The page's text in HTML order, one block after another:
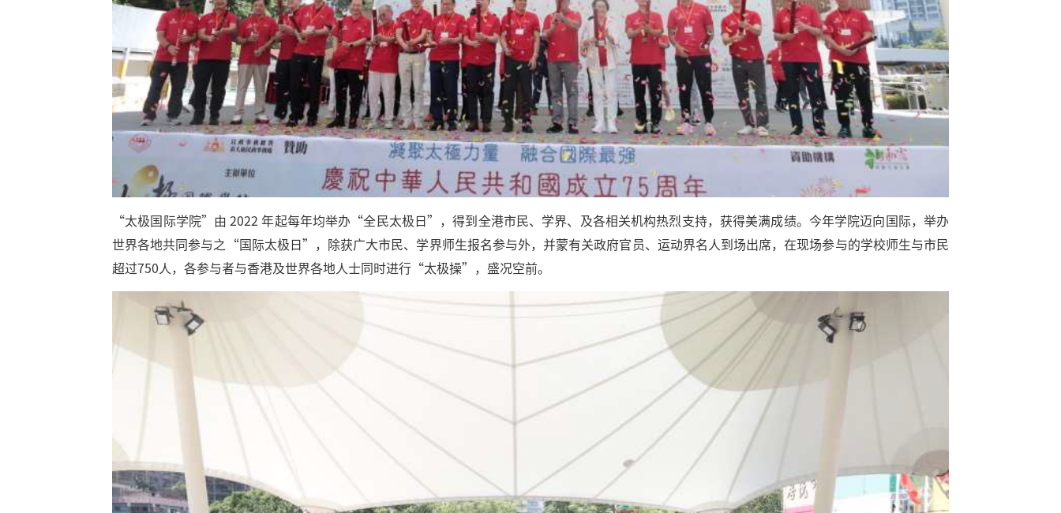
“太极国际学院”由 2022 年起每年均举办“全民太极日”，得到全港市民、学界、及各相关机构热烈支持，获得美满成绩。今年学院迈向国际，举办
世界各地共同参与之“国际太极日”，除获广大市民、学界师生报名参与外，并蒙有关政府官员、运动界名人到场出席，在现场参与的学校师生与市民
超过750人，各参与者与香港及世界各地人士同时进行“太极操”，盛况空前。